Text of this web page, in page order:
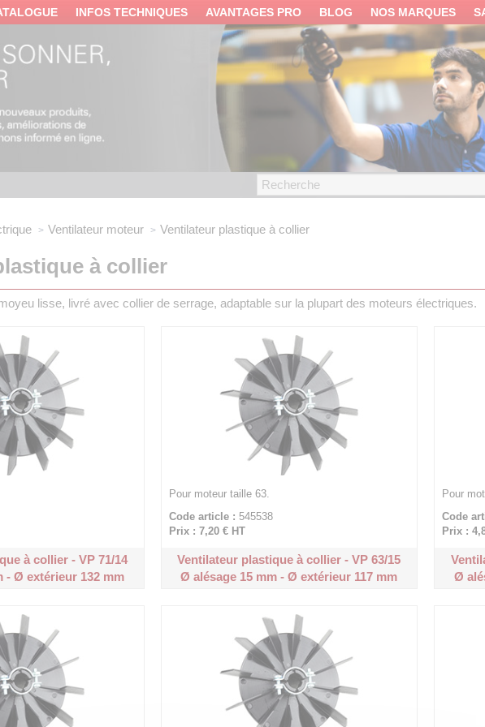
INFOS TECHNIQUES AVANTAGES PRO BLOG NOS MARQUES
Ventilateur moteur Ventilateur plastique à collier
à collier
lisse, livré avec collier de serrage, adaptable sur la plupart des moteurs électriques.
à collier - VP 71/14
- Ø extérieur 132 mm
Pour moteur taille 63.
Code article : 545538
Prix : 7,20 €HT
Ventilateur plastique à collier - VP 63/15
Ø alésage 15 mm - Ø extérieur 117 mm
Pour
Code
Prix :
Ø